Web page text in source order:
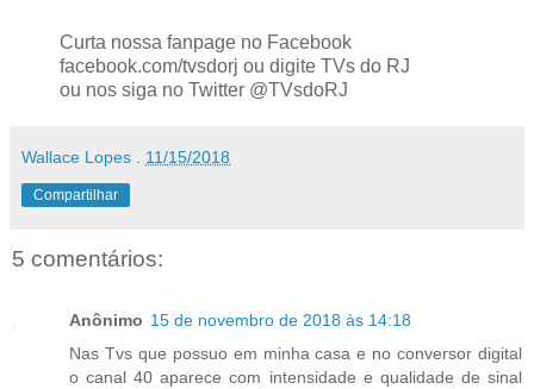
Curta nossa fanpage no Facebook
facebook.com/tvsdorj ou digite TVs do RJ
ou nos siga no Twitter @TVsdoRJ
Wallace Lopes 11/15/2018
Compartilhar
5 comentários:
Anônimo 15 de novembro de 2018 às 14:18
Nas Tvs que possuo em minha casa e no conversor digital
o canal 40 aparece com intensidade e qualidade de sinal